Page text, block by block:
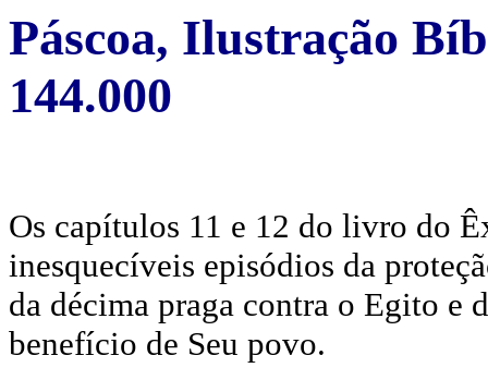
Páscoa, Ilustração
144.000
Os capítulos 11 e 12 do livro do
inesquecíveis episódios da
da décima praga contra o Egito e
benefício de Seu povo.